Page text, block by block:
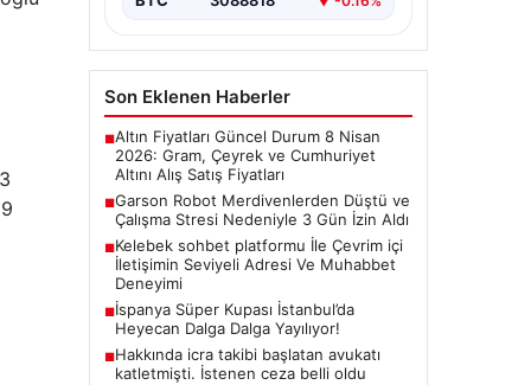
Son Eklenen Haberler
■Altın Fiyatları Güncel Durum 8 Nisan
2026: Gram, Çeyrek ve Cumhuriyet
Altını Alış Satış Fiyatları
■Garson Robot Merdivenlerden Düştü ve
Çalışma Stresi Nedeniyle 3 Gün İzin Aldı
■Kelebek sohbet platformu İle Çevrim içi
İletişimin Seviyeli Adresi Ve Muhabbet
Deneyimi
■İspanya Süper Kupası İstanbul’da
Heyecan Dalga Dalga Yayılıyor!
■Hakkında icra takibi başlatan avukatı
katletmişti. İstenen ceza belli oldu